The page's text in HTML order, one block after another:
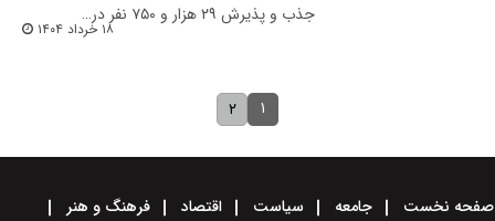
جذب و پذیرش ۲۹ هزار و ۷۵۰ نفر در…
۱۸ خرداد ۱۴۰۴
۱ ۲
صفحه نخست جامعه سیاست اقتصاد
فرهنگ و هنر